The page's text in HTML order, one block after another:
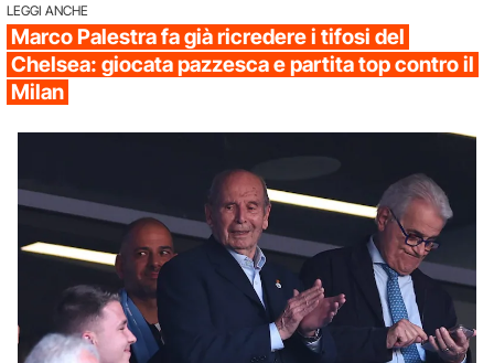
LEGGI ANCHE
Marco Palestra fa già ricredere i tifosi del
Chelsea: giocata pazzesca e partita top contro il
Milan